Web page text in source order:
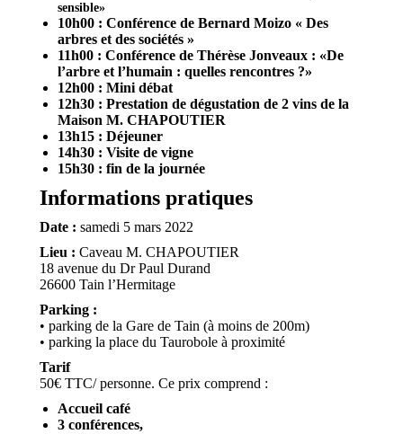
sensible»
10h00 : Conférence de Bernard Moizo « Des
arbres et des sociétés »
11h00 : Conférence de Thérèse Jonveaux : «De
l’arbre et l’humain : quelles rencontres ?»
12h00 : Mini débat
12h30 : Prestation de dégustation de 2 vins de la
Maison M. CHAPOUTIER
13h15 : Déjeuner
14h30 : Visite de vigne
15h30 : fin de la journée
Informations pratiques
Date : samedi 5 mars 2022
Lieu : Caveau M. CHAPOUTIER
18 avenue du Dr Paul Durand
26600 Tain l’Hermitage
Parking :
• parking de la Gare de Tain (à moins de 200m)
• parking la place du Taurobole à proximité
Tarif
50€ TTC/ personne. Ce prix comprend :
Accueil café
3 conférences,